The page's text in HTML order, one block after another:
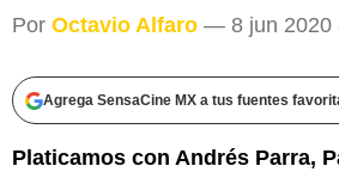
Por Octavio Alfaro — 8 jun 2020
Agrega SensaCine MX a tus fuentes
Platicamos con Andrés Parra,